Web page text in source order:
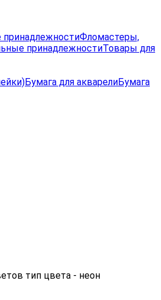
Фломастеры,
принадлежностиТовары для
Бумага для акварелиБумага
тип цвета - неон